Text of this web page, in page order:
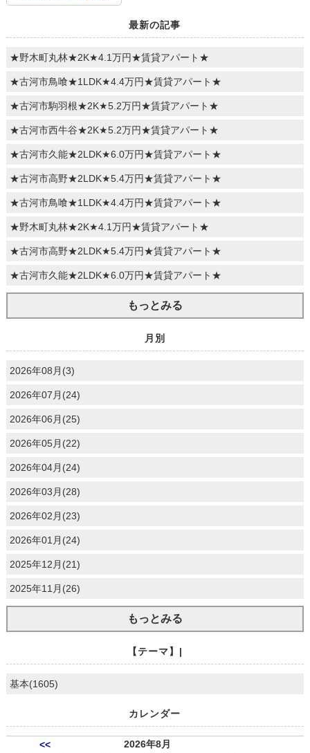
最新の記事
★野木町丸林★2K★4.1万円★賃貸アパート★
★古河市鳥喰★1LDK★4.4万円★賃貸アパート★
★古河市駒羽根★2K★5.2万円★賃貸アパート★
★古河市西牛谷★2K★5.2万円★賃貸アパート★
★古河市久能★2LDK★6.0万円★賃貸アパート★
★古河市高野★2LDK★5.4万円★賃貸アパート★
★古河市鳥喰★1LDK★4.4万円★賃貸アパート★
★野木町丸林★2K★4.1万円★賃貸アパート★
★古河市高野★2LDK★5.4万円★賃貸アパート★
★古河市久能★2LDK★6.0万円★賃貸アパート★
もっとみる
月別
2026年08月(3)
2026年07月(24)
2026年06月(25)
2026年05月(22)
2026年04月(24)
2026年03月(28)
2026年02月(23)
2026年01月(24)
2025年12月(21)
2025年11月(26)
もっとみる
【テーマ】|
基本(1605)
カレンダー
<<
2026年8月